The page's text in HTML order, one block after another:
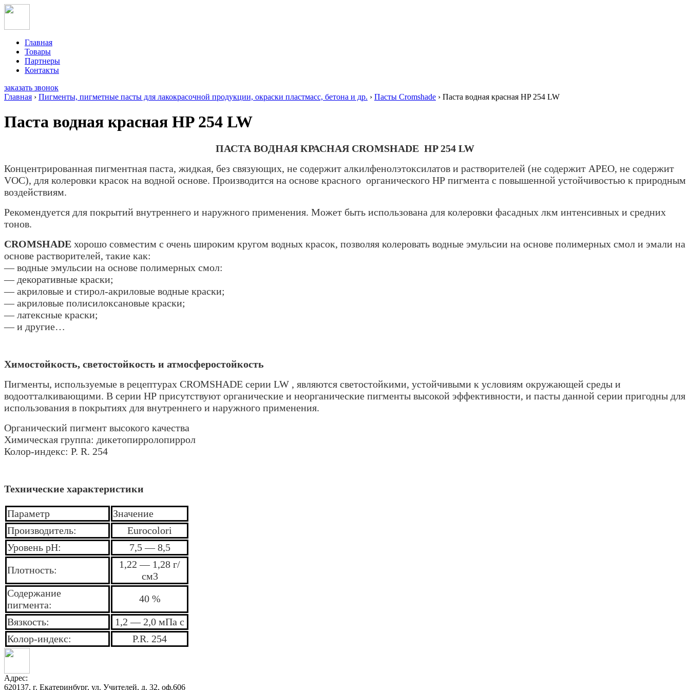
Главная
Товары
Партнеры
Контакты
заказать звонок
Главная › Пигменты, пигметные пасты для лакокрасочной продукции, окраски пластмасс, бетона и др. › Пасты Cromshade › Паста водная красная HP 254 LW
Паста водная красная HP 254 LW
ПАСТА ВОДНАЯ КРАСНАЯ CROMSHADE HP254 LW
Концентрированная пигментная паста, жидкая, без связующих, не содержит алкилфенолэтоксилатов и растворителей (не содержит APEO, не содержит
VOC), для колеровки красок на водной основе. Производится на основе красного органического НР пигмента с повышенной устойчивостью к природным
воздействиям.
Рекомендуется для покрытий внутреннего и наружного применения. Может быть использована для колеровки фасадных лкм интенсивных и средних
тонов.
CROMSHADE хорошо совместим с очень широким кругом водных красок, позволяя колеровать водные эмульсии на основе полимерных смол и эмали на
основе растворителей, такие как:
— водные эмульсии на основе полимерных смол:
— декоративные краски;
— акриловые и стирол-акриловые водные краски;
— акриловые полисилоксановые краски;
— латексные краски;
— и другие…
Химостойкость, светостойкость и атмосферостойкость
Пигменты, используемые в рецептурах CROMSHADE серии LW , являются светостойкими, устойчивыми к условиям окружающей среды и
водоотталкивающими. В серии НР присутствуют органические и неорганические пигменты высокой эффективности, и пасты данной серии пригодны для
использования в покрытиях для внутреннего и наружного применения.
Органический пигмент высокого качества
Химическая группа: дикетопирролопиррол
Колор-индекс: P. R. 254
Технические характеристики
Параметр
Значение
Производитель:
Eurocolori
Уровень pH:
7,5 — 8,5
Плотность:
1,22 — 1,28 г/
см3
Содержание
пигмента:
40 %
Вязкость:
1,2 — 2,0 мПа с
Колор-индекс:
P.R. 254
Адрес:
620137, г. Екатеринбург, ул. Учителей, д. 32, оф.606